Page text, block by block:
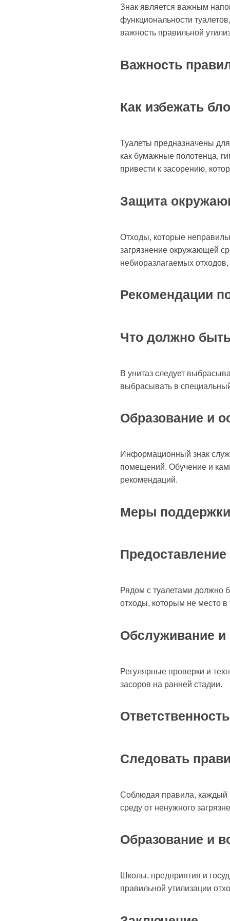
Знак является важным
функциональности
важность правильной
Важность
Как избежать
Туалеты предназначены
как бумажные полотенца,
привести к засорению,
Защита
Отходы, которые
загрязнение окружающей
небиоразлагаемых
Рекомендации
Что должно
В унитаз следует
выбрасывать в
Образование и
Информационный знак
помещений. Обучение и
рекомендаций.
Меры поддержки
Рядом с туалетами должно
отходы, которым не место в
Обслуживание и
Регулярные проверки и
засоров на ранней стадии.
Следовать
Соблюдая правила, каждый
среду от ненужного
Образование и
Школы, предприятия и
правильной утилизации